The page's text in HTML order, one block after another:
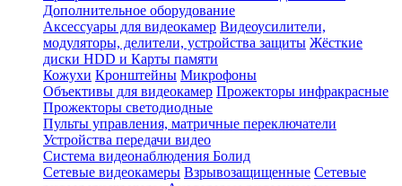
Дополнительное оборудование
Аксессуары для видеокамер Видеоусилители,
модуляторы, делители, устройства защиты Жёсткие
диски HDD и Карты памяти
Кожухи Кронштейны Микрофоны
Объективы для видеокамер Прожекторы инфракрасные
Прожекторы светодиодные
Пульты управления, матричные переключатели
Устройства передачи видео
Система видеонаблюдения Болид
Сетевые видеокамеры Взрывозащищенные Сетевые